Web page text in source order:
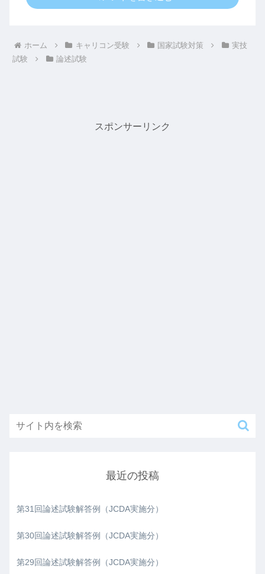
ホーム キャリコン受験 国家試験対策
実技
試験
論述試験
スポンサーリンク
最近の投稿
第31回論述試験解答例（JCDA実施分）
第30回論述試験解答例（JCDA実施分）
第29回論述試験解答例（JCDA実施分）